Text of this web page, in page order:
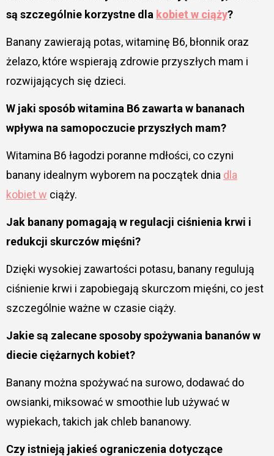
są szczególnie korzystne dla kobiet w ciąży?
Banany zawierają potas, witaminę B6, błonnik oraz
żelazo, które wspierają zdrowie przyszłych mam i
rozwijających się dzieci.
W jaki sposób witamina B6 zawarta w bananach
wpływa na samopoczucie przyszłych mam?
Witamina B6 łagodzi poranne mdłości, co czyni
banany idealnym wyborem na początek dnia dla
kobiet w ciąży.
Jak banany pomagają w regulacji ciśnienia krwi i
redukcji skurczów mięśni?
Dzięki wysokiej zawartości potasu, banany regulują
ciśnienie krwi i zapobiegają skurczom mięśni, co jest
szczególnie ważne w czasie ciąży.
Jakie są zalecane sposoby spożywania bananów w
diecie ciężarnych kobiet?
Banany można spożywać na surowo, dodawać do
owsianki, miksować w smoothie lub używać w
wypiekach, takich jak chleb bananowy.
Czy istnieją jakieś ograniczenia dotyczące